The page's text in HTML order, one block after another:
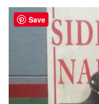
Save